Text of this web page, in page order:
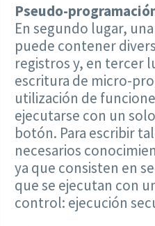
Pseudo-
En segundo lugar,
puede contener
registros y, en tercer
escritura de micro-
utilización de
ejecutarse con un
botón. Para escribir
necesarios
ya que consisten en
que se ejecutan con
control: ejecución